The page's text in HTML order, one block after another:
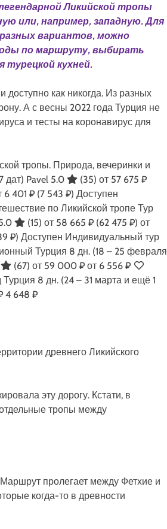
Ликийской тропы
или, например, западную. Для
вариантов, можно
по маршруту, выбирать
кухней.
как никогда. Из разных
А с весны 2022 года Турция не
и тесты на коронавирус для
тропы. Природа, вечеринки и
дат) Pavel 5.0 (35) от 57 675 ₽
6 401 ₽ (7 543 ₽) Доступен
по Ликийской тропе Тур
(15) от 58 665 ₽ (62 475 ₽) от
₽) Доступен Индивидуальный тур
Турция 8 дн. (18 – 25 февраля
(67) от 59 000 ₽ от 6 556 ₽
Турция 8 дн. (24 – 31 марта и ещё 1
4 648 ₽
древнего Ликийского
эту дорогу. Кстати, в
тропы между
пролегает между Фетхие и
когда-то в древности